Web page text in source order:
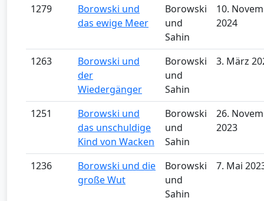
1279
Borowski und
das ewige Meer
Borowski
und
Sahin
10.
2024
1263
Borowski und
der
Wiedergänger
Borowski
und
Sahin
3. März
1251
Borowski und
das unschuldige
Kind von Wacken
Borowski
und
Sahin
26.
2023
1236
Borowski und die
große Wut
Borowski
und
Sahin
7. Mai